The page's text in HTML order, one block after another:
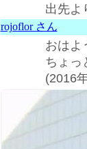
出先よ
rojoflor さん
おはよ
ちょっ
(2016